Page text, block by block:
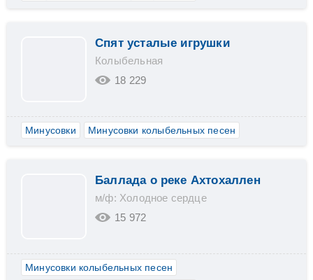
Спят усталые игрушки
Колыбельная
18 229
Минусовки Минусовки колыбельных песен
Баллада о реке Ахтохаллен
м/ф: Холодное сердце
15 972
Минусовки колыбельных песен